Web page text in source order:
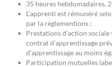
35 heures hebdomadaires,
L’apprenti est rémunéré
par la règlementions ;
Prestations d’action
contrat d’apprentissage
d’apprentissage au moins
Participation mutuelles